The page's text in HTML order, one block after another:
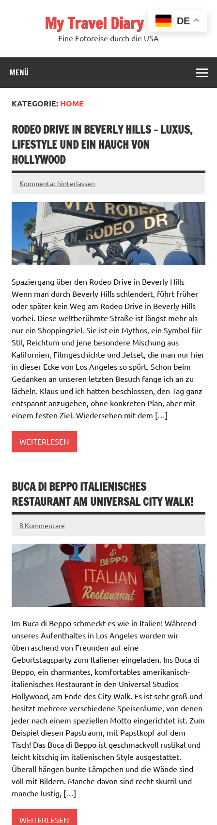
My Travel Diary USA
Eine Fotoreise durch die USA
MENÜ
KATEGORIE: HOME
RODEO DRIVE IN BEVERLY HILLS – LUXUS,
LIFESTYLE UND EIN HAUCH VON
HOLLYWOOD
Kommentar hinterlassen
Spaziergang über den Rodeo Drive in Beverly Hills
Wenn man durch Beverly Hills schlendert, führt früher
oder später kein Weg am Rodeo Drive in Beverly Hills
vorbei. Diese weltberühmte Straße ist längst mehr als
nur ein Shoppingziel. Sie ist ein Mythos, ein Symbol für
Stil, Reichtum und jene besondere Mischung aus
Kalifornien, Filmgeschichte und Jetset, die man nur hier
in dieser Ecke von Los Angeles so spürt. Schon beim
Gedanken an unseren letzten Besuch fange ich an zu
lächeln. Klaus und ich hatten beschlossen, den Tag ganz
entspannt anzugehen, ohne konkreten Plan, aber mit
einem festen Ziel. Wiedersehen mit dem […]
WEITERLESEN
BUCA DI BEPPO ITALIENISCHES
RESTAURANT AM UNIVERSAL CITY WALK!
8 Kommentare
Im Buca di Beppo schmeckt es wie in Italien! Während
unseres Aufenthaltes in Los Angeles wurden wir
überraschend von Freunden auf eine
Geburtstagsparty zum Italiener eingeladen. Ins Buca di
Beppo, ein charmantes, komfortables amerikanisch-
italienisches Restaurant in den Universal Studios
Hollywood, am Ende des City Walk. Es ist sehr groß und
besitzt mehrere verschiedene Speiseräume, von denen
jeder nach einem speziellen Motto eingerichtet ist. Zum
Beispiel diesen Papstraum, mit Papstkopf auf dem
Tisch! Das Buca di Beppo ist geschmackvoll rustikal und
leicht kitschig im italienischen Style ausgestattet.
Überall hängen bunte Lämpchen und die Wände sind
voll mit Bildern. Manche davon sind recht skurril und
manche lustig, […]
WEITERLESEN
DE